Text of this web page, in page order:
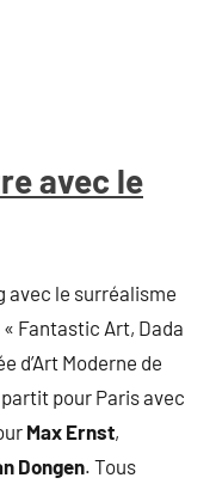
avec le
avec le surréalisme
« Fantastic Art, Dada
d’Art Moderne de
pour Paris avec
Max Ernst,
Dongen. Tous